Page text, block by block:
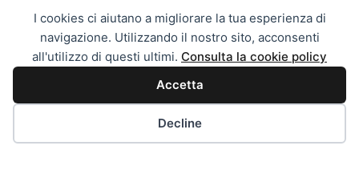
I cookies ci aiutano a migliorare la tua esperienza di
navigazione. Utilizzando il nostro sito, acconsenti
all'utilizzo di questi ultimi. Consulta la cookie policy
Accetta
Decline
pranzo o una cena circondati da un…